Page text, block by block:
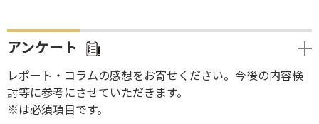
アンケート
レポート・コラムの感想をお寄せください。今後の内容検
討等に参考にさせていただきます。
※は必須項目です。